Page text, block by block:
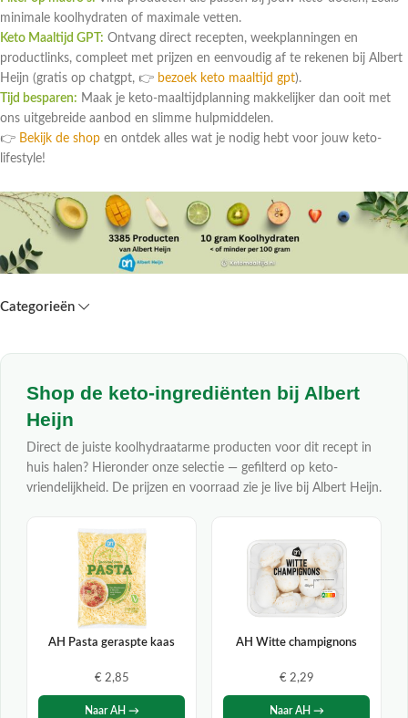
minimale koolhydraten of maximale vetten.
Keto Maaltijd GPT: Ontvang direct recepten, weekplanningen en
productlinks, compleet met prijzen en eenvoudig af te rekenen bij Albert
Heijn (gratis op chatgpt, 👉 bezoek keto maaltijd gpt).
Tijd besparen: Maak je keto-maaltijdplanning makkelijker dan ooit met
ons uitgebreide aanbod en slimme hulpmiddelen.
👉 Bekijk de shop en ontdek alles wat je nodig hebt voor jouw keto-
lifestyle!
Categorieën
Shop de keto-ingrediënten bij Albert
Heijn
Direct de juiste koolhydraatarme producten voor dit recept in
huis halen? Hieronder onze selectie — gefilterd op keto-
vriendelijkheid. De prijzen en voorraad zie je live bij Albert Heijn.
AH Pasta geraspte kaas
€ 2,85
Naar AH →
AH Witte champignons
€ 2,29
Naar AH →